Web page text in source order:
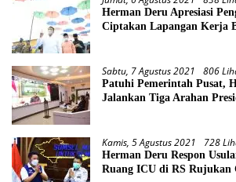
Herman Deru Apresiasi
Ciptakan Lapangan Kerja
Sabtu, 7 Agustus 2021 806
Patuhi Pemerintah Pusat,
Jalankan Tiga Arahan
Kamis, 5 Agustus 2021 728
Herman Deru Respon
Ruang ICU di RS Rujukan